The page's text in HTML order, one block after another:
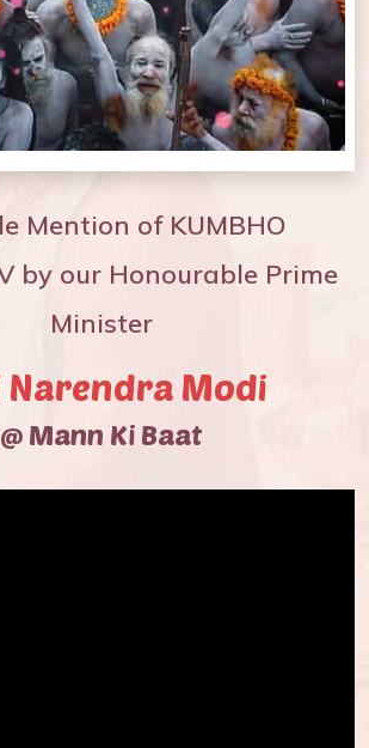
Mention of KUMBHO
by our Honourable Prime
Minister
Narendra Modi
@ Mann Ki Baat